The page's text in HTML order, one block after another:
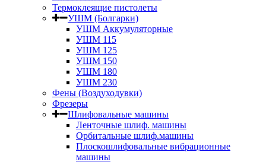
Термоклеящие пистолеты
УШМ (Болгарки)
УШМ Аккумуляторные
УШМ 115
УШМ 125
УШМ 150
УШМ 180
УШМ 230
Фены (Воздуходувки)
Фрезеры
Шлифовальные машины
Ленточные шлиф. машины
Орбитальные шлиф.машины
Плоскошлифовальные вибрационные
машины